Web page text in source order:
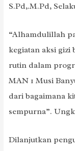
S.Pd,.M.Pd,
“Alhamdulillah
kegiatan aksi gizi
rutin dalam
MAN 1 Musi
dari bagaimana
sempurna”.
Dilanjutkan